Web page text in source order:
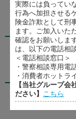
実際には負ってい
行為へ加担させる
険金詐欺として刑
ます。ご加入いた
確認をお願いしま
は、以下の電話相
＜電話相談窓口＞
・警察相談専
・消費者ホッ
【当社グループ会
ださい】 こちら
（株）グランディ
096-343-1103
三井